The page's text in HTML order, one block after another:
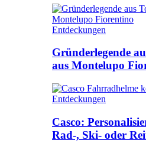
Entdeckungen
Gründerlegende
aus Montelupo
Entdeckungen
Casco:
Rad-, Ski- oder